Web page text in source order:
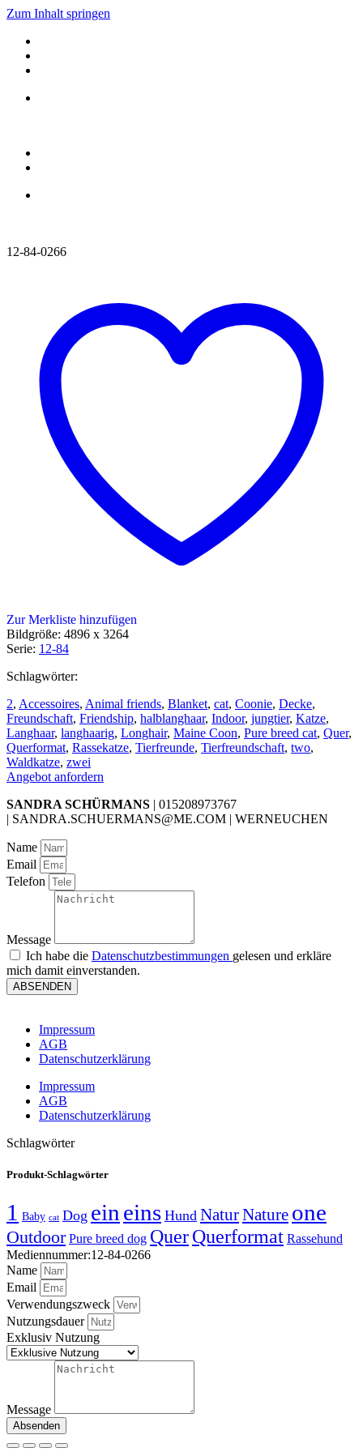
Zum Inhalt springen
12-84-0266
Zur Merkliste hinzufügen
Bildgröße: 4896 x 3264
Serie: 12-84
Schlagwörter:
2, Accessoires, Animal friends, Blanket, cat, Coonie, Decke,
Freundschaft, Friendship, halblanghaar, Indoor, jungtier, Katze,
Langhaar, langhaarig, Longhair, Maine Coon, Pure breed cat, Quer,
Querformat, Rassekatze, Tierfreunde, Tierfreundschaft, two,
Waldkatze, zwei
Angebot anfordern
SANDRA SCHÜRMANS | 015208973767
| SANDRA.SCHUERMANS@ME.COM | WERNEUCHEN
Name
Email
Telefon
Message
Ich habe die Datenschutzbestimmungen gelesen und erkläre
mich damit einverstanden.
ABSENDEN
Impressum
AGB
Datenschutzerklärung
Impressum
AGB
Datenschutzerklärung
Schlagwörter
Produkt-Schlagwörter
1 Baby cat Dog ein eins Hund NaturNature one
Outdoor Pure breed dog QuerQuerformat Rassehund
Mediennummer:12-84-0266
Name
Email
Verwendungszweck
Nutzungsdauer
Exklusiv Nutzung
Message
Absenden